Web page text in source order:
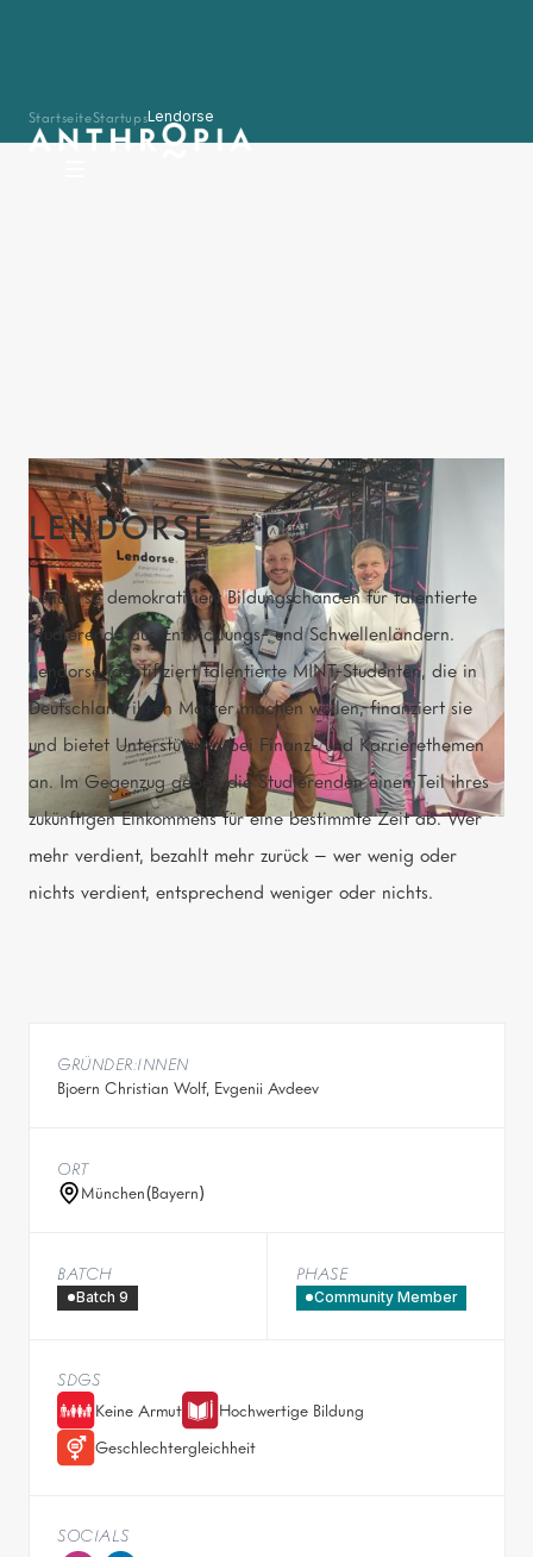
StartseiteStartupsLendorse
LENDORSE
Lendorse demokratisiert Bildungschancen für talentierte
Studierende aus Entwicklungs- und Schwellenländern.
Lendorse identifiziert talentierte MINT-Studenten, die in
Deutschland ihren Master machen wollen, finanziert sie
und bietet Unterstützung bei Finanz- und Karrierethemen
an. Im Gegenzug geben die Studierenden einen Teil ihres
zukünftigen Einkommens für eine bestimmte Zeit ab. Wer
mehr verdient, bezahlt mehr zurück – wer wenig oder
nichts verdient, entsprechend weniger oder nichts.
GRÜNDER:INNEN
Bjoern Christian Wolf, Evgenii Avdeev
ORT
München(Bayern)
BATCH
Batch 9
PHASE
Community Member
SDGS
Keine Armut
Hochwertige Bildung
Geschlechtergleichheit
SOCIALS